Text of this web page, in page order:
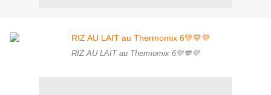
RIZ AU LAIT au Thermomix 6💚💙💜